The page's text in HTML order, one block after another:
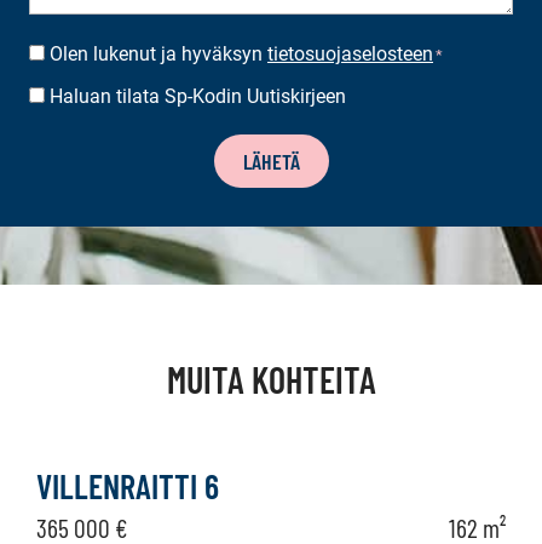
SUOSTUMUS*
Olen lukenut ja hyväksyn tietosuojaselosteen *
UUTISKIRJEEN
Haluan tilata Sp-Kodin Uutiskirjeen
LÄHETÄ
MUITA KOHTEITA
VILLENRAITTI 6
365 000 € 162 m²